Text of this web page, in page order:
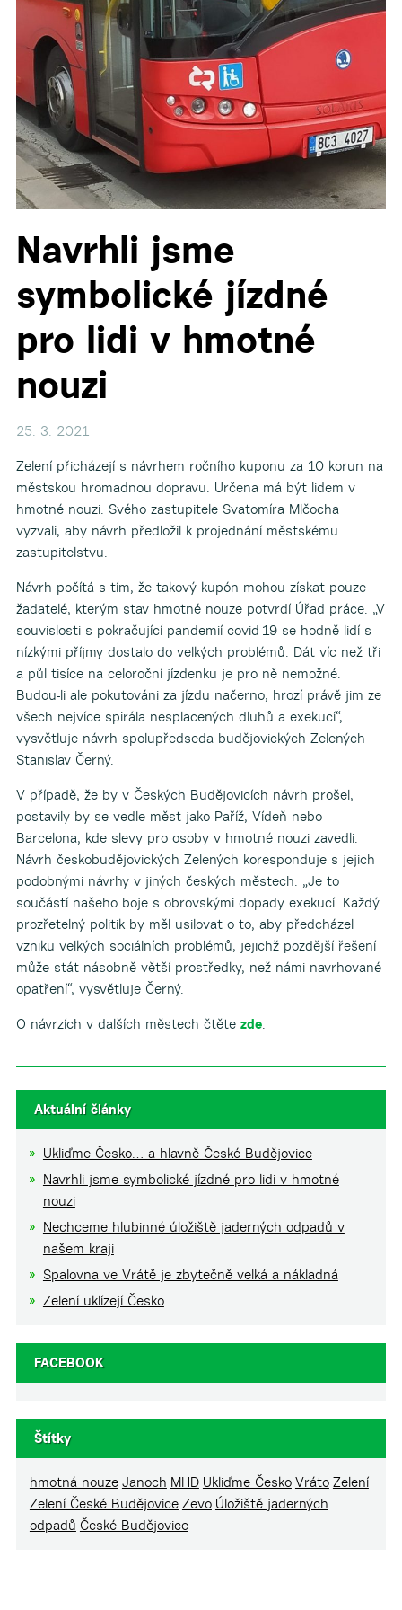
Navrhli jsme
symbolické jízdné
pro lidi v hmotné
nouzi
25. 3. 2021
Zelení přicházejí s návrhem ročního kuponu za 10 korun na
městskou hromadnou dopravu. Určena má být lidem v
hmotné nouzi. Svého zastupitele Svatomíra Mlčocha
vyzvali, aby návrh předložil k projednání městskému
zastupitelstvu.
Návrh počítá s tím, že takový kupón mohou získat pouze
žadatelé, kterým stav hmotné nouze potvrdí Úřad práce. „V
souvislosti s pokračující pandemií covid-19 se hodně lidí s
nízkými příjmy dostalo do velkých problémů. Dát víc než tři
a půl tisíce na celoroční jízdenku je pro ně nemožné.
Budou-li ale pokutováni za jízdu načerno, hrozí právě jim ze
všech nejvíce spirála nesplacených dluhů a exekucí“,
vysvětluje návrh spolupředseda budějovických Zelených
Stanislav Černý.
V případě, že by v Českých Budějovicích návrh prošel,
postavily by se vedle měst jako Paříž, Vídeň nebo
Barcelona, kde slevy pro osoby v hmotné nouzi zavedli.
Návrh českobudějovických Zelených koresponduje s jejich
podobnými návrhy v jiných českých městech. „Je to
součástí našeho boje s obrovskými dopady exekucí. Každý
prozřetelný politik by měl usilovat o to, aby předcházel
vzniku velkých sociálních problémů, jejichž pozdější řešení
může stát násobně větší prostředky, než námi navrhované
opatření“, vysvětluje Černý.
O návrzích v dalších městech čtěte zde.
Aktuální články
Ukliďme Česko… a hlavně České Budějovice
Navrhli jsme symbolické jízdné pro lidi v hmotné
nouzi
Nechceme hlubinné úložiště jaderných odpadů v
našem kraji
Spalovna ve Vrátě je zbytečně velká a nákladná
Zelení uklízejí Česko
FACEBOOK
Štítky
hmotná nouze Janoch MHD Ukliďme Česko Vráto Zelení
Zelení České Budějovice Zevo Úložiště jaderných
odpadů České Budějovice